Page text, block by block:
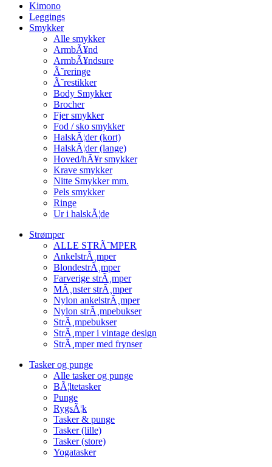
Kimono
Leggings
Smykker
Alle smykker
ArmbÃ¥nd
ArmbÃ¥ndsure
Ã˜reringe
Ã˜restikker
Body Smykker
Brocher
Fjer smykker
Fod / sko smykker
HalskÃ¦der (kort)
HalskÃ¦der (lange)
Hoved/hÃ¥r smykker
Krave smykker
Nitte Smykker mm.
Pels smykker
Ringe
Ur i halskÃ¦de
Strømper
ALLE STRÃ˜MPER
AnkelstrÃ¸mper
BlondestrÃ¸mper
Farverige strÃ¸mper
MÃ¸nster strÃ¸mper
Nylon ankelstrÃ¸mper
Nylon strÃ¸mpebukser
StrÃ¸mpebukser
StrÃ¸mper i vintage design
StrÃ¸mper med frynser
Tasker og punge
Alle tasker og punge
BÃ¦ltetasker
Punge
RygsÃ¦k
Tasker & punge
Tasker (lille)
Tasker (store)
Yogatasker